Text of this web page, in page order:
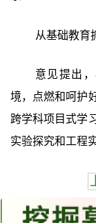
从基础教育
意见提出
境，点燃和呵护
跨学科项目式学
实验探究和工程